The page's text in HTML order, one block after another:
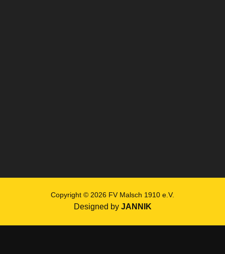
Copyright © 2026 FV Malsch 1910 e.V.
Designed by JANNIK